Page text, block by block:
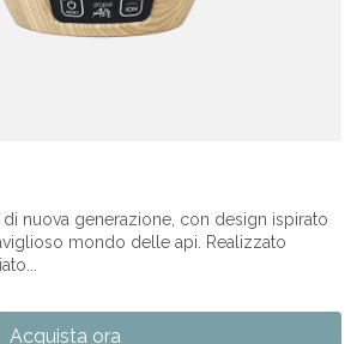
nuova generazione, con design ispirato
mondo delle api. Realizzato
Acquista ora